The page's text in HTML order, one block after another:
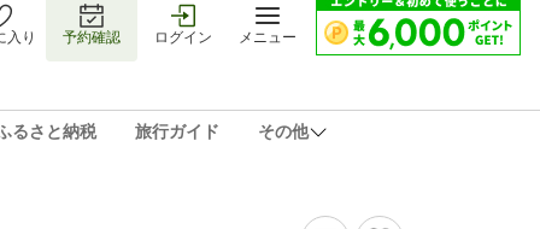
入り 予約確認 ログイン メニュー
るさと納税 旅行ガイド その他